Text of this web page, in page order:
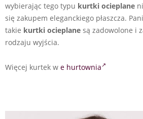
wybierając tego typu kurtki ocieplane
się zakupem eleganckiego płaszcza.
takie kurtki ocieplane są zadowolone i
rodzaju wyjścia.
Więcej kurtek w e hurtownia